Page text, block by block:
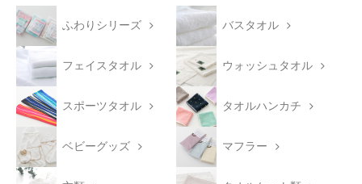
ふわりシリーズ バスタオル
フェイスタオル ウォッシュタオル
スポーツタオル タオルハンカチ
ベビーグッズ マフラー